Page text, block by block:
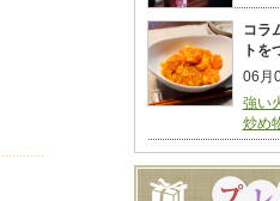
コラ
トを
06月
強い
炒め